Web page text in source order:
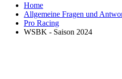
Home
Allgemeine Fragen und
Pro Racing
WSBK - Saison 2024